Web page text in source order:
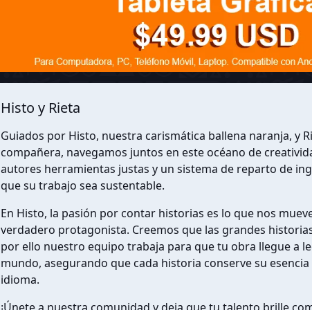
Histo y Rieta
Guiados por Histo, nuestra carismática ballena naranja, y
compañera, navegamos juntos en este océano de
autores herramientas justas y un sistema de reparto de
que su trabajo sea sustentable.
En Histo, la pasión por contar historias es lo que nos
verdadero protagonista. Creemos que las grandes
por ello nuestro equipo trabaja para que tu obra llegue a
mundo, asegurando que cada historia conserve su
idioma.